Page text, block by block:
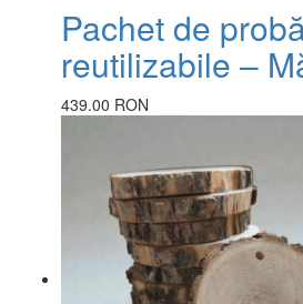
Pachet de
reutilizabile –
439.00 RON